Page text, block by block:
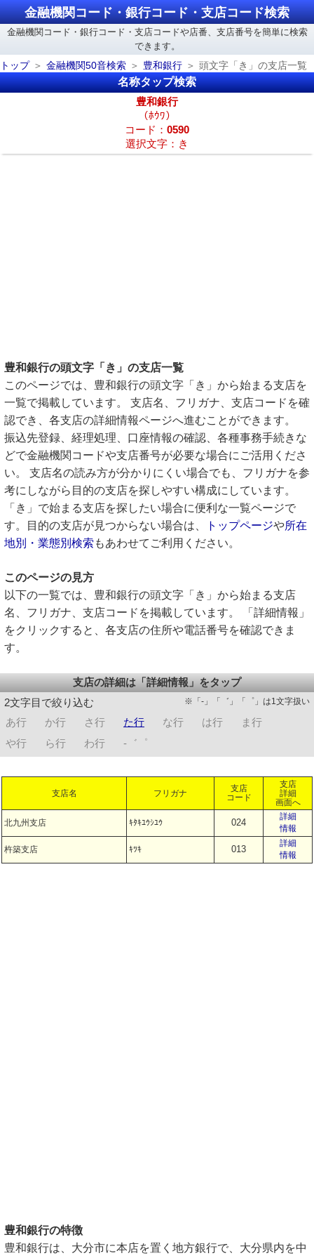
金融機関コード・銀行コード・支店コード検索
金融機関コード・銀行コード・支店コードや店番、支店番号を簡単に検索
できます。
トップ
金融機関50音検索 豊和銀行 頭文字「き」の支店一覧
名称タップ検索
豊和銀行
（ﾎｳﾜ）
コード： 0590
選択文字：き
豊和銀行の頭文字「き」の支店一覧
このページでは、豊和銀行の頭文字「き」から始まる支店を
一覧で掲載しています。 支店名、フリガナ、支店コードを確
認でき、各支店の詳細情報ページへ進むことができます。
振込先登録、経理処理、口座情報の確認、各種事務手続きな
どで金融機関コードや支店番号が必要な場合にご活用くださ
い。 支店名の読み方が分かりにくい場合でも、フリガナを参
考にしながら目的の支店を探しやすい構成にしています。
「き」で始まる支店を探したい場合に便利な一覧ページで
す。目的の支店が見つからない場合は、
トップページや所在
地別・業態別検索 もあわせてご利用ください。
このページの見方
以下の一覧では、豊和銀行の頭文字「き」から始まる支店
名、フリガナ、支店コードを掲載しています。 「詳細情報」
をクリックすると、各支店の住所や電話番号を確認できま
す。
支店の詳細は「詳細情報」をタップ
2文字目で絞り込む
※「-」「゛」「゜」は1文字扱い
あ行 か行 さ行 た行 な行 は行
ま行
や行
ら行 わ行 -゛゜
支店名 フリガナ
支店
コード
支店
詳細
画面へ
北九州支店 ｷﾀｷﾕｳｼﾕｳ 024
詳細
情報
杵築支店 ｷﾂｷ 013
詳細
情報
豊和銀行の特徴
豊和銀行は、大分市に本店を置く地方銀行で、大分県内を中